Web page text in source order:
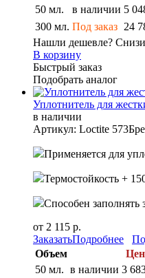
50 мл.
в наличии 5
300 мл. Под заказ 24
Нашли дешевле?
В корзину
Быстрый заказ
Подобрать аналог
Уплотнитель для
в наличии
Артикул: Loctite 573
Применяется для
Термостойкость +
Способен заполнять
от 2 115 р.
ЗаказатьПодробнее
Объем
50 мл. в наличии 3